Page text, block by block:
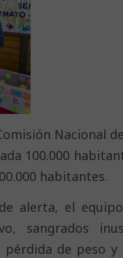
Nacional
100.000
habitantes.
alerta, el
sangrados
de peso